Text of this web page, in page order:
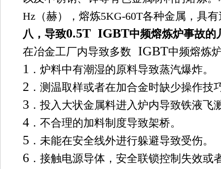
Hz （赫），熔炼5KG-60T各种金属，具
八， 导致0.5T IGBT中频熔炼炉事故的
在冶金工厂内导致多数
IGBT中频熔炼
1 ．炉料中有潮湿的原料导致蒸汽爆炸。
2 ．测温取样或者在加合金时缺少操作技
3 ．投入大状金属料进入炉内导致铁液飞
4 ．不合理的加料制度导致架桥。
5 ．未能在安全线外进行躲避导致受伤。
6 ．接触电源导体，安全联锁控制失效